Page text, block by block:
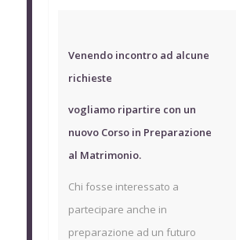
Venendo incontro ad alcune
richieste
vogliamo ripartire con un
nuovo Corso in Preparazione
al Matrimonio.
Chi fosse interessato a
partecipare anche in
preparazione ad un futuro